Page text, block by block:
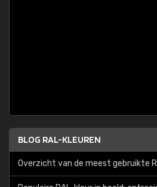
BLOG RAL-KLEUREN
Overzicht van de meest gebruikte